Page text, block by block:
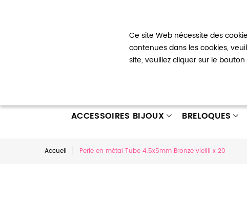
Ce site Web nécessite des
contenues dans les cookies,
site, veuillez cliquer sur le
Mon compte
ACCESSOIRES BIJOUX BRELOQUES
Accueil Perle en métal Tube 4.5x5mm Bronze vieilli x 20